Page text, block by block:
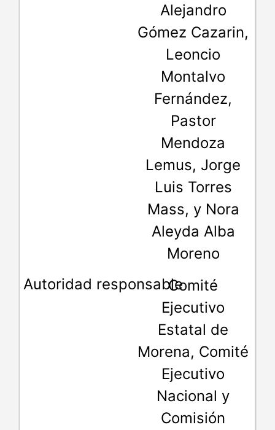
Alejandro
Gómez Cazarin,
Leoncio
Montalvo
Fernández,
Pastor
Mendoza
Lemus, Jorge
Luis Torres
Mass, y Nora
Aleyda Alba
Moreno
Comité
Ejecutivo
Estatal de
Morena, Comité
Ejecutivo
Nacional y
Comisión